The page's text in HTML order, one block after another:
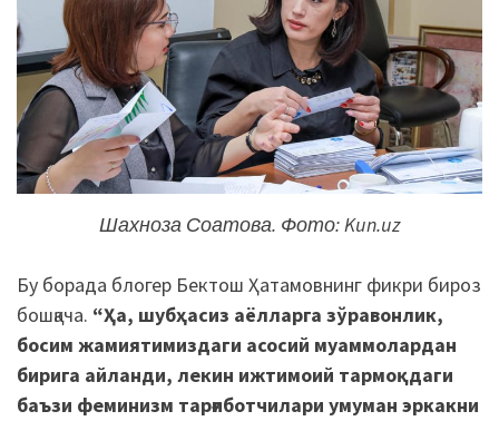
Шахноза Соатова. Фото: Kun.uz
Бу борада блогер Бектош Ҳатамовнинг фикри бироз
бошқача. “Ҳа, шубҳасиз аёлларга зўравонлик,
босим жамиятимиздаги асосий муаммолардан
бирига айланди, лекин ижтимоий тармоқдаги
баъзи феминизм тарғиботчилари умуман эркакни